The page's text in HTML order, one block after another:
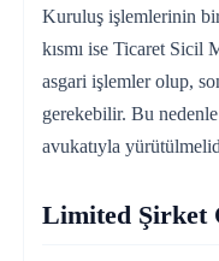
Kuruluş işlemlerinin
kısmı ise Ticaret Sicil
asgari işlemler olup,
gerekebilir. Bu
avukatıyla
Limited Şirket